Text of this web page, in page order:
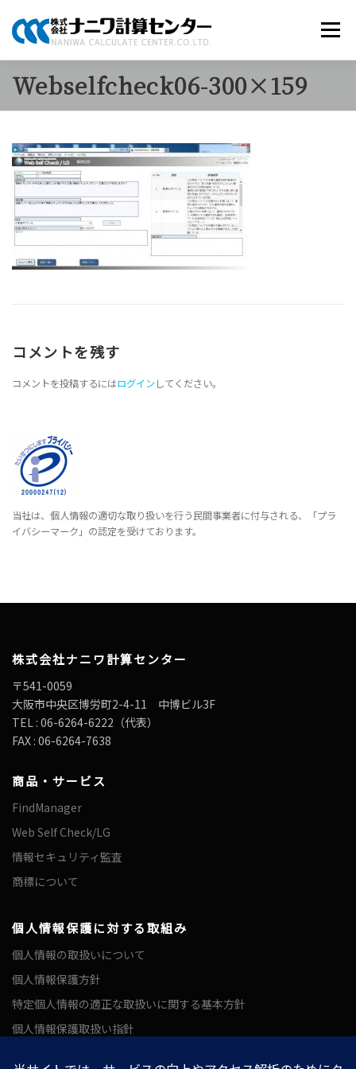
メニュー
商品のご案内 ソリューション 当社について
採用情報 お知らせ お問い合わせ
Webselfcheck06-300×159
コメントを残す
コメントを投稿するにはログイン してください。
当社は、個人情報の適切な取り扱いを行う民間事業者に付与される、「プラ
イバシーマーク」の認定を受けております。
株式会社ナニワ計算センター
〒541-0059
大阪市中央区博労町2-4-11 中博ビル3F
TEL : 06-6264-6222（代表）
FAX : 06-6264-7638
商品・サービス
FindManager
Web Self Check/LG
情報セキュリティ監査
商標について
個人情報保護に対する取組み
個人情報の取扱いについて
個人情報保護方針
特定個人情報の適正な取扱いに関する基本方針
個人情報保護取扱い指針